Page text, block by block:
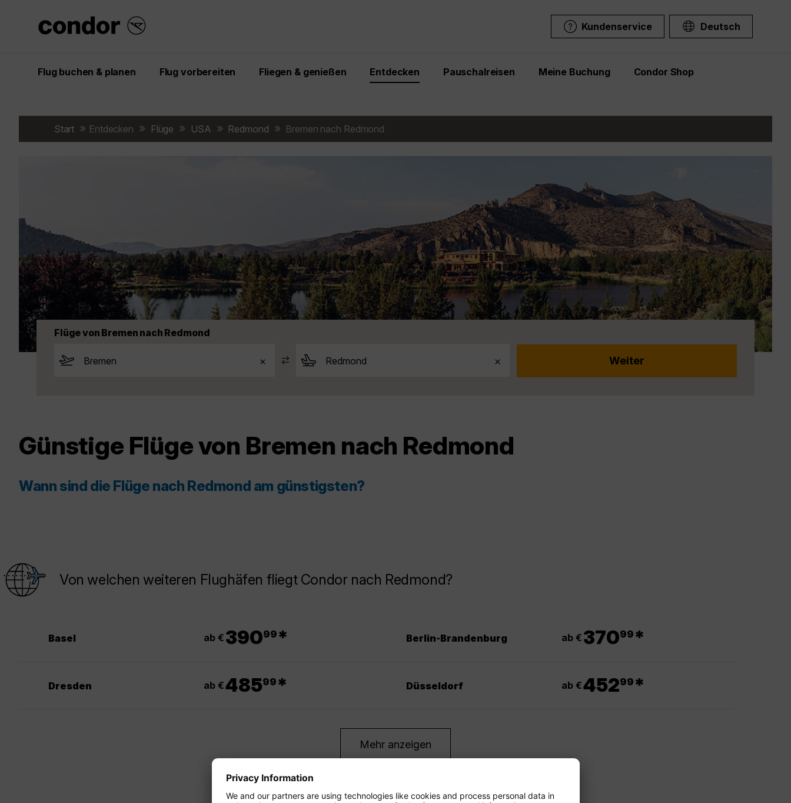
Kundenservice Deutsch
Flug buchen & planen Flug vorbereiten Fliegen & genießen Entdecken Pauschalreisen Meine Buchung Condor Shop
Start Entdecken Flüge USA Redmond Bremen nach Redmond
Flüge von Bremen nach Redmond
Günstige Flüge von Bremen nach Redmond
Wann sind die Flüge nach Redmond am günstigsten?
Von welchen weiteren Flughäfen fliegt Condor nach Redmond?
Basel ab € 39099 * Berlin-Brandenburg ab € 37099 *
Dresden ab €48599 * Düsseldorf ab €45299 *
Mehr anzeigen